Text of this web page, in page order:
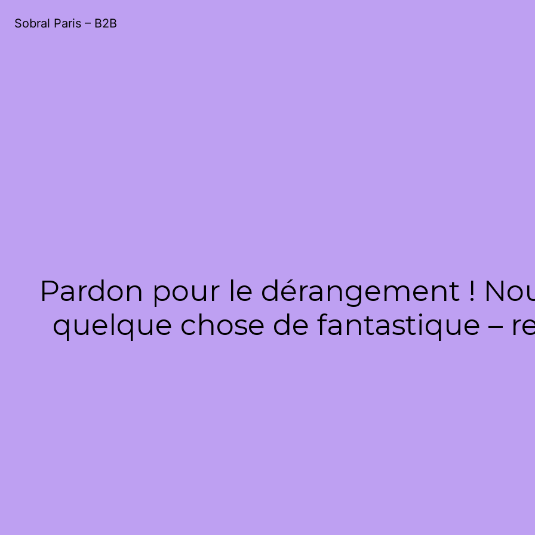
Sobral Paris – B2B
Pardon pour le dérangement !
quelque chose de fantastique –